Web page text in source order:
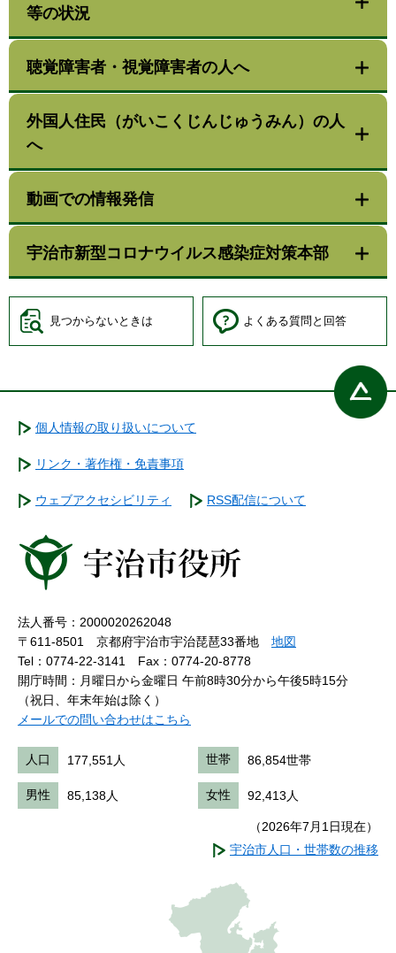
等の状況
聴覚障害者・視覚障害者の人へ
外国人住民（がいこくじんじゅうみん）の人
へ
動画での情報発信
宇治市新型コロナウイルス感染症対策本部
見つからないときは よくある質問と回答
個人情報の取り扱いについて
リンク・著作権・免責事項
ウェブアクセシビリティ RSS配信について
法人番号：2000020262048
〒611-8501 京都府宇治市宇治琵琶33番地 地図
Tel：0774-22-3141
Fax：0774-20-8778
開庁時間：月曜日から金曜日 午前8時30分から午後5時15分
（祝日、年末年始は除く）
メールでの問い合わせはこちら
人口 177,551人 世帯 86,854世帯
男性 85,138人 女性 92,413人
（2026年7月1日現在）
宇治市人口・世帯数の推移